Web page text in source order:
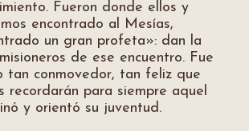
Fueron donde ellos y
encontrado al Mesías,
un gran profeta»: dan la
de ese encuentro. Fue
tan conmovedor, tan feliz que
recordarán para siempre aquel
y orientó su juventud.